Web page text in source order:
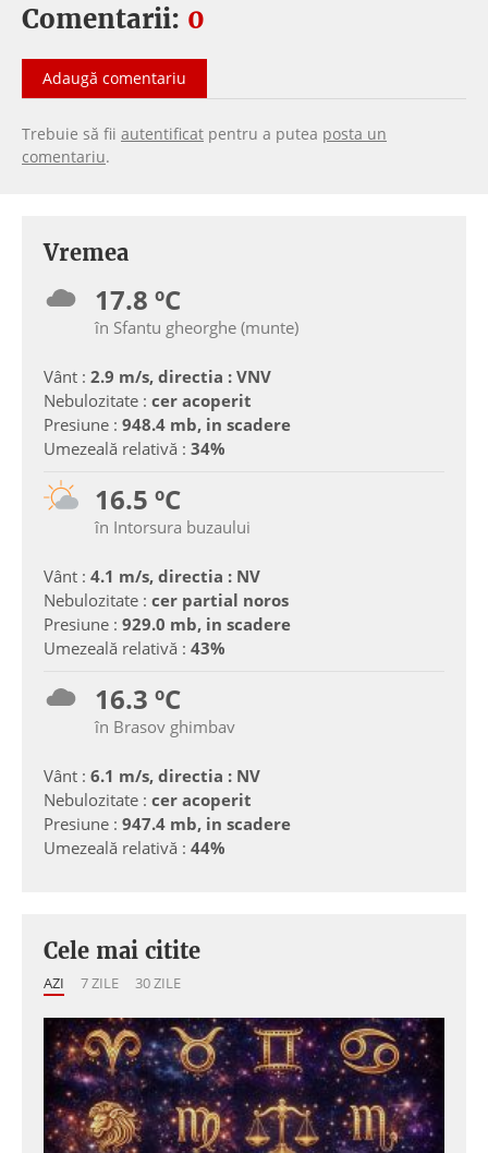
Comentarii: 0
Adaugă comentariu
Trebuie să fii autentificat pentru a putea posta un
comentariu.
Vremea
17.8 ºC
în Sfantu gheorghe (munte)
Vânt : 2.9 m/s, directia : VNV
Nebulozitate : cer acoperit
Presiune : 948.4 mb, in scadere
Umezeală relativă : 34%
16.5 ºC
în Intorsura buzaului
Vânt : 4.1 m/s, directia : NV
Nebulozitate : cer partial noros
Presiune : 929.0 mb, in scadere
Umezeală relativă : 43%
16.3 ºC
în Brasov ghimbav
Vânt : 6.1 m/s, directia : NV
Nebulozitate : cer acoperit
Presiune : 947.4 mb, in scadere
Umezeală relativă : 44%
Cele mai citite
AZI 7 ZILE 30 ZILE